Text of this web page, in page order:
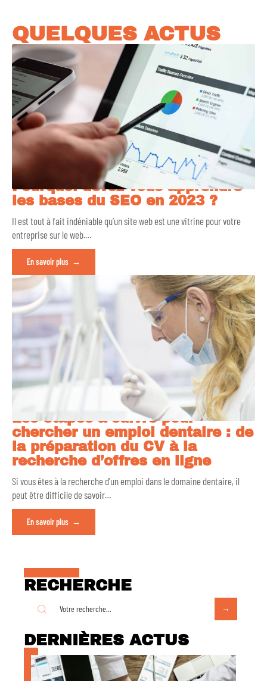
QUELQUES ACTUS
Pourquoi devez-vous apprendre
les bases du SEO en 2023 ?
Il est tout à fait indéniable qu’un site web est une vitrine pour votre
entreprise sur le web.…
En savoir plus
Les étapes à suivre pour
chercher un emploi dentaire : de
la préparation du CV à la
recherche d’offres en ligne
Si vous êtes à la recherche d'un emploi dans le domaine dentaire, il
peut être difficile de savoir…
En savoir plus
RECHERCHE
DERNIÈRES ACTUS